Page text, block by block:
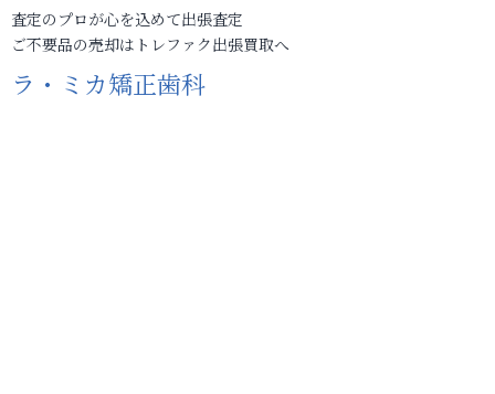
査定のプロが心を込めて出張査定
ご不要品の売却はトレファク出張買取へ
ラ・ミカ矯正歯科